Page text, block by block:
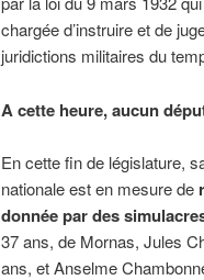
chargée d’instruire et de
juridictions militaires du
A cette heure, aucun
En cette fin de législature,
nationale est en mesure de
donnée par des
37 ans, de Mornas, Jules
ans, et Anselme